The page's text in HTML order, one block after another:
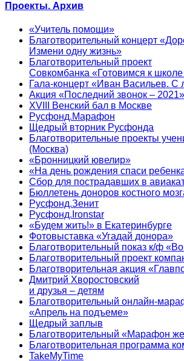
Проекты. Архив
«Учитель помощи»
Благотворительный концерт
Измени одну жизнь»
Благотворительный проект
Совкомбанка «Готовимся к
Гала-концерт «Иван Васильев.
Акция «Последний звонок – 2021»
XVIII Венский бал в Москве
Русфонд.Марафон
Щедрый вторник Русфонда
Благотворительные проекты
(Москва)
«Бронницкий ювелир»
«На день рождения спаси
Сбор для пострадавших в
Бюллетень доноров костного
Русфонд.Зенит
Русфонд.Ironstar
«Будем жить!» в Екатеринбурге
Фотовыставка «Угадай донора»
Благотворительный показ к/ф
Благотворительный проект
Благотворительная акция
Дмитрий Хворостовский
и друзья – детям
Благотворительный
«Апрель на подъеме»
Щедрый заплыв
Благотворительный «Марафон
Благотворительная программа
TakeMyTime